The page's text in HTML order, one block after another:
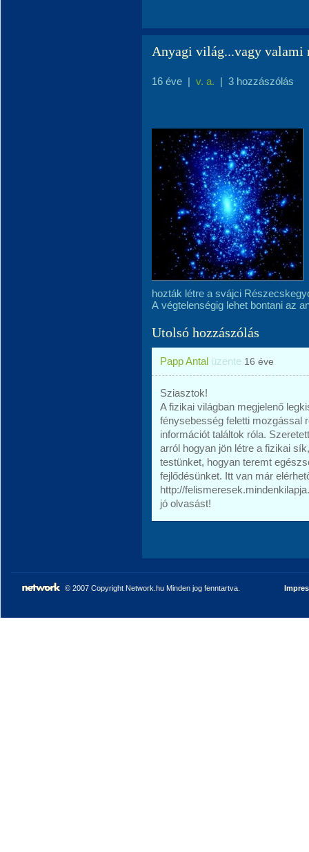
Anyagi világ...vagy valami
16 éve | v. a. | 3 hozzászólás
hozták létre a svájci
A végtelenségig lehet bontani az
Utolsó hozzászólás
Papp Antal üzente 16 éve
Sziasztok!
A fizikai világban megjelenő
fénysebesség feletti mozgással
információt találtok róla.
arról hogyan jön létre a fizikai
testünket, hogyan teremt
fejlődésünket. Itt van már
http://
jó olvasást!
© 2007 Copyright Network.hu Minden jog fenntartva.